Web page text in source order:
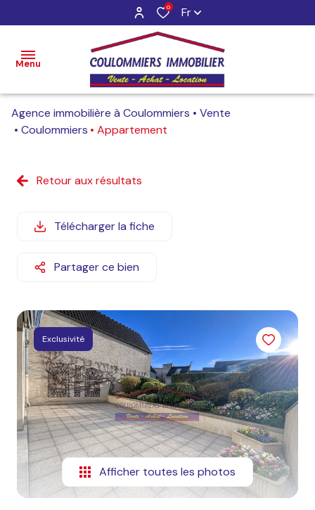
0 Fr
Menu
Accueil
Locations
Gestion
Agence immobilière à Coulommiers
Vente
Coulommiers
Appartement
Retour aux résultats
Télécharger la fiche
Partager ce bien
Exclusivité
Afficher toutes les photos